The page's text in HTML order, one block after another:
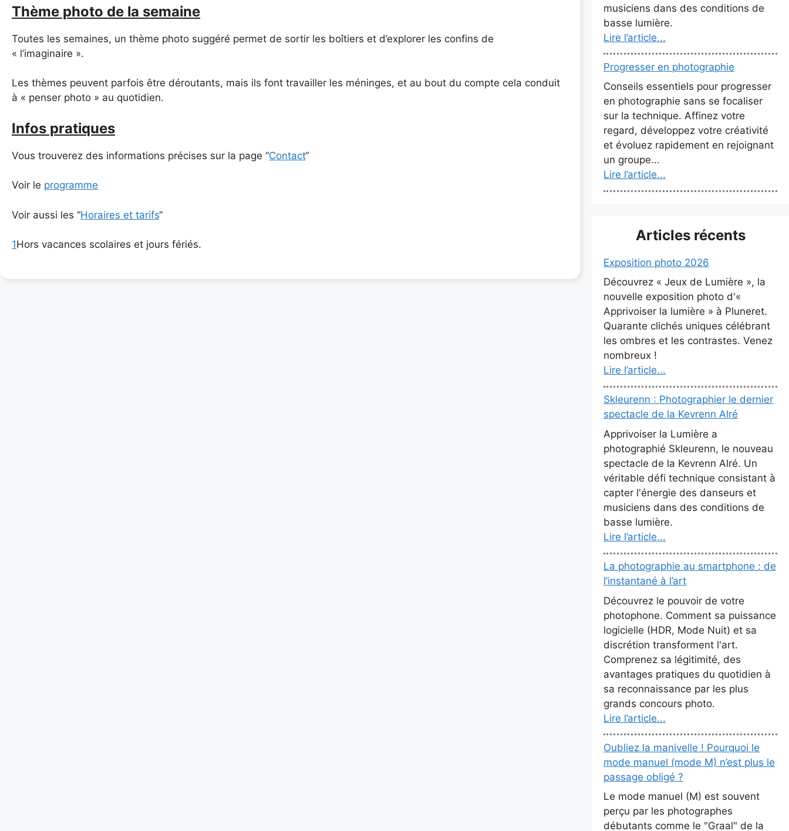
Thème photo de la semaine
Toutes les semaines, un thème photo suggéré permet de sortir les boîtiers et d’explorer les confins de
« l’imaginaire ».
Les thèmes peuvent parfois être déroutants, mais ils font travailler les méninges, et au bout du compte cela conduit
à « penser photo » au quotidien.
Infos pratiques
Vous trouverez des informations précises sur la page “Contact“
Voir le programme
Voir aussi les “Horaires et tarifs“
1Hors vacances scolaires et jours fériés.
musiciens dans des conditions de
basse lumière.
Lire l’article...
Progresser en photographie
Conseils essentiels pour progresser
en photographie sans se focaliser
sur la technique. Affinez votre
regard, développez votre créativité
et évoluez rapidement en rejoignant
un groupe...
Lire l’article...
Articles récents
Exposition photo 2026
Découvrez « Jeux de Lumière », la
nouvelle exposition photo d'«
Apprivoiser la lumière » à Pluneret.
Quarante clichés uniques célébrant
les ombres et les contrastes. Venez
nombreux !
Lire l’article...
Skleurenn : Photographier le dernier
spectacle de la Kevrenn Alré
Apprivoiser la Lumière a
photographié Skleurenn, le nouveau
spectacle de la Kevrenn Alré. Un
véritable défi technique consistant à
capter l'énergie des danseurs et
musiciens dans des conditions de
basse lumière.
Lire l’article...
La photographie au smartphone : de
l’instantané à l’art
Découvrez le pouvoir de votre
photophone. Comment sa puissance
logicielle (HDR, Mode Nuit) et sa
discrétion transforment l'art.
Comprenez sa légitimité, des
avantages pratiques du quotidien à
sa reconnaissance par les plus
grands concours photo.
Lire l’article...
Oubliez la manivelle ! Pourquoi le
mode manuel (mode M) n’est plus le
passage obligé ?
Le mode manuel (M) est souvent
perçu par les photographes
débutants comme le "Graal" de la